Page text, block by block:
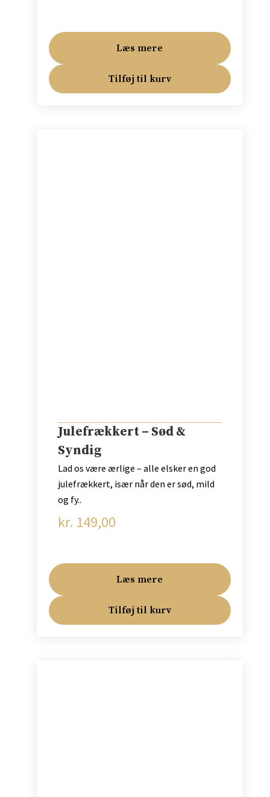
Læs mere
Tilføj til kurv
Julefrækkert – Sød &
Syndig
Lad os være ærlige – alle elsker en god
julefrækkert, især når den er sød, mild
og fy..
kr. 149,00
Læs mere
Tilføj til kurv